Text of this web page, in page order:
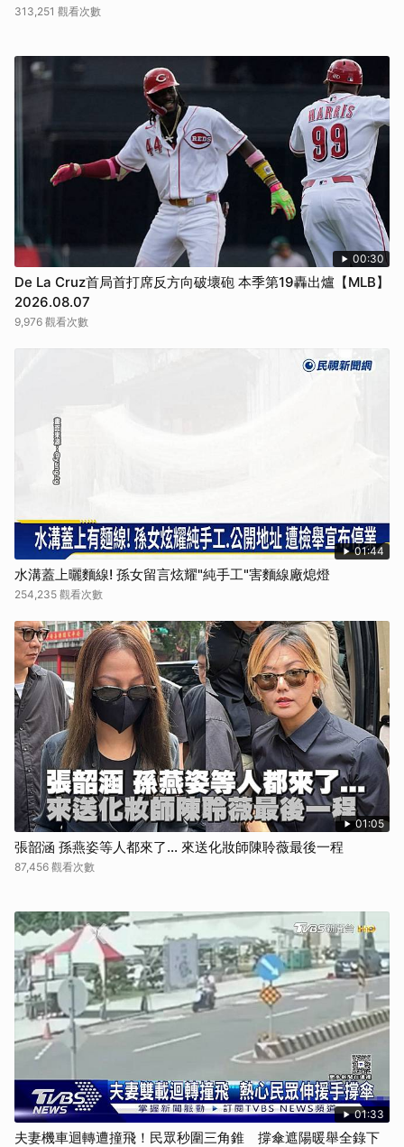
313,251 觀看次數
00:30
De La Cruz首局首打席反方向破壞砲 本季第19轟出爐【MLB】
2026.08.07
9,976 觀看次數
01:44
水溝蓋上曬麵線! 孫女留言炫耀"純手工"害麵線廠熄燈
254,235 觀看次數
01:05
張韶涵 孫燕姿等人都來了... 來送化妝師陳聆薇最後一程
87,456 觀看次數
01:33
夫妻機車迴轉遭撞飛！民眾秒圍三角錐 撐傘遮陽暖舉全錄下